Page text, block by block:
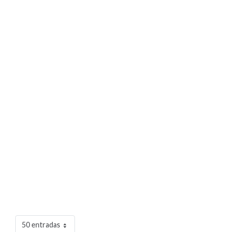
50 entradas